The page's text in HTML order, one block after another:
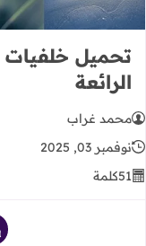
الرائعة
محمد غراب
نوفمبر 03, 2025
51كلمة